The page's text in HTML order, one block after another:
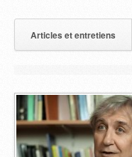
Articles et entretiens